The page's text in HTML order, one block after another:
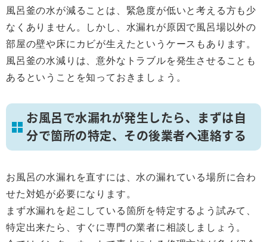
風呂釜の水が減ることは、緊急度が低いと考える方も少
なくありません。しかし、水漏れが原因で風呂場以外の
部屋の壁や床にカビが生えたというケースもあります。
風呂釜の水減りは、意外なトラブルを発生させることも
あるということを知っておきましょう。
お風呂で水漏れが発生したら、まずは自
分で箇所の特定、その後業者へ連絡する
お風呂の水漏れを直すには、水の漏れている場所に合わ
せた対処が必要になります。
まず水漏れを起こしている箇所を特定するよう試みて、
特定出来たら、すぐに専門の業者に相談しましょう。